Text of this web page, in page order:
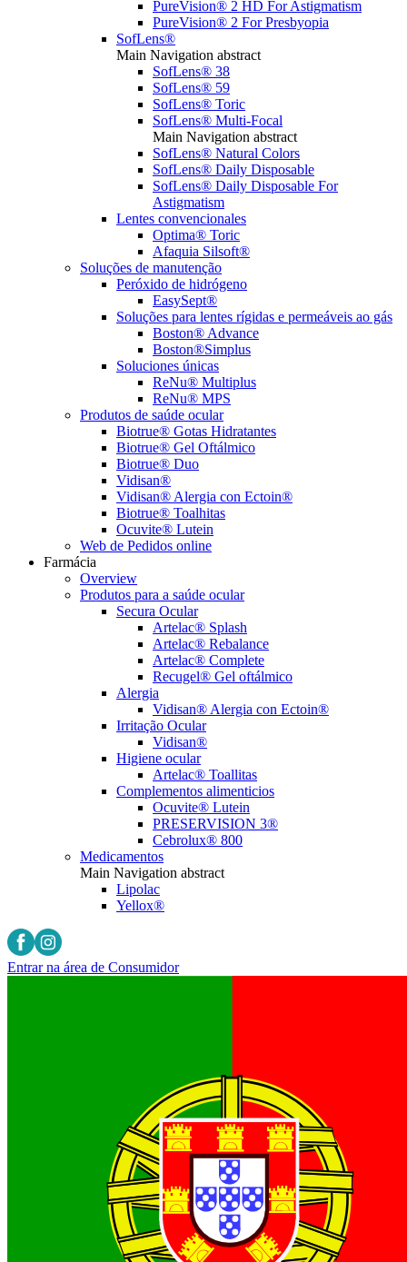
PureVision® 2 HD For Astigmatism
PureVision® 2 For Presbyopia
SofLens®
Main Navigation abstract
SofLens® 38
SofLens® 59
SofLens® Toric
SofLens® Multi-Focal
Main Navigation abstract
SofLens® Natural Colors
SofLens® Daily Disposable
SofLens® Daily Disposable For
Astigmatism
Lentes convencionales
Optima® Toric
Afaquia Silsoft®
Soluções de manutenção
Peróxido de hidrógeno
EasySept®
Soluções para lentes rígidas e permeáveis ao gás
Boston® Advance
Boston®Simplus
Soluciones únicas
ReNu® Multiplus
ReNu® MPS
Produtos de saúde ocular
Biotrue® Gotas Hidratantes
Biotrue® Gel Oftálmico
Biotrue® Duo
Vidisan®
Vidisan® Alergia con Ectoin®
Biotrue® Toalhitas
Ocuvite® Lutein
Web de Pedidos online
Farmácia
Overview
Produtos para a saúde ocular
Secura Ocular
Artelac® Splash
Artelac® Rebalance
Artelac® Complete
Recugel® Gel oftálmico
Alergia
Vidisan® Alergia con Ectoin®
Irritação Ocular
Vidisan®
Higiene ocular
Artelac® Toallitas
Complementos alimenticios
Ocuvite® Lutein
PRESERVISION 3®
Cebrolux® 800
Medicamentos
Main Navigation abstract
Lipolac
Yellox®
Entrar na área de Consumidor